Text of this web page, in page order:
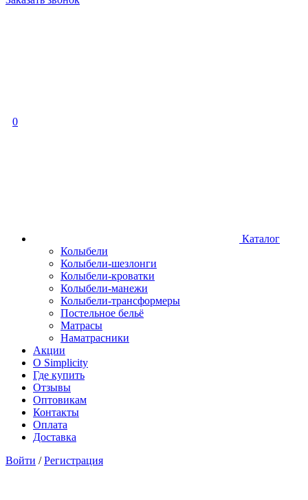
0
Каталог
Колыбели
Колыбели-шезлонги
Колыбели-кроватки
Колыбели-манежи
Колыбели-трансформеры
Постельное бельё
Матрасы
Наматрасники
Акции
О Simplicity
Где купить
Отзывы
Оптовикам
Контакты
Оплата
Доставка
Войти /Регистрация